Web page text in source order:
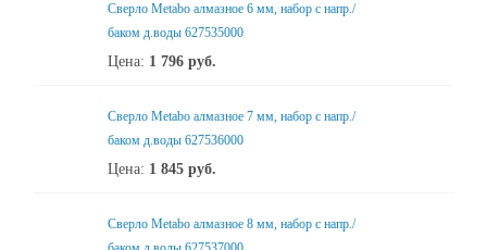
Сверло Metabo алмазное 6 мм, набор с напр./
баком д.воды 627535000
Цена: 1 796 руб.
Сверло Metabo алмазное 7 мм, набор с напр./
баком д.воды 627536000
Цена: 1 845 руб.
Сверло Metabo алмазное 8 мм, набор с напр./